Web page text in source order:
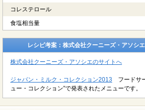
コレステロール
食塩相当量
レシピ考案：株式会社クーニーズ・アソシ
株式会社クーニーズ・アソシエのサイトへ
ジャパン・ミルク・コレクション2013 フードサ
ュー・コレクション”で発表されたメニューです。